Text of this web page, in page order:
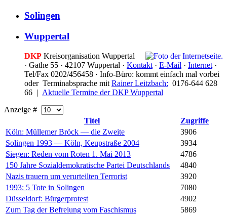
Solingen
Wuppertal
DKP Kreisorganisation Wuppertal
· Gathe 55 · 42107 Wuppertal · Kontakt · E-Mail · Internet ·
Tel/Fax 0202/456458 · Info-Büro: kommt einfach mal vorbei
oder Terminabsprache mit Rainer Leitzbach: 0176-644 628
66 | Aktuelle Termine der DKP Wuppertal
Anzeige #
Titel
Zugriffe
Köln: Müllemer Bröck — die Zweite
3906
Solingen 1993 — Köln, Keupstraße 2004
3934
Siegen: Reden vom Roten 1. Mai 2013
4786
150 Jahre Sozialdemokratische Partei Deutschlands
4840
Nazis trauern um verurteilten Terrorist
3920
1993: 5 Tote in Solingen
7080
Düsseldorf: Bürgerprotest
4902
Zum Tag der Befreiung vom Faschismus
5869